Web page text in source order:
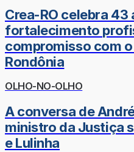
Crea-RO celebra
fortalecimento
compromisso com
Rondônia
OLHO-NO-OLHO
A conversa de
ministro da Justiça
e Lulinha